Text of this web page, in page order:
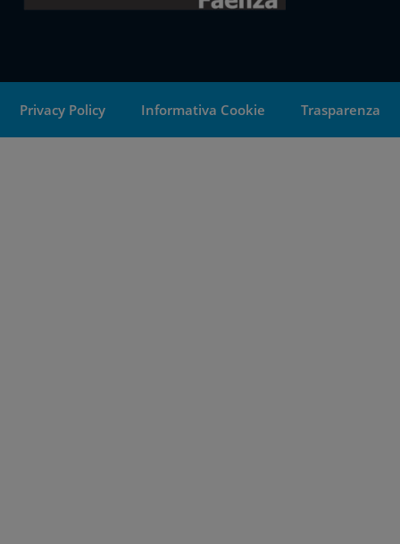
Privacy Policy Informativa Cookie Trasparenza